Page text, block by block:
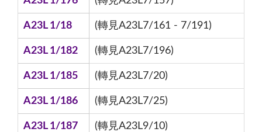
A23L 1/18 (轉見A23L7/161 - 7/191)
A23L 1/182 (轉見A23L7/196)
A23L 1/185 (轉見A23L7/20)
A23L 1/186 (轉見A23L7/25)
A23L 1/187 (轉見A23L9/10)